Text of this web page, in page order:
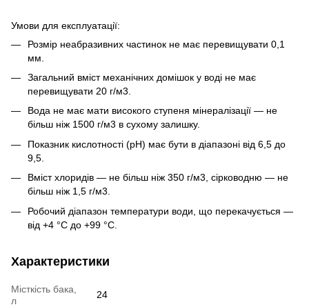
Умови для експлуатації:
Розмір неабразивних частинок не має перевищувати 0,1
мм.
Загальний вміст механічних домішок у воді не має
перевищувати 20 г/м3.
Вода не має мати високого ступеня мінералізації — не
більш ніж 1500 г/м3 в сухому залишку.
Показник кислотності (pH) має бути в діапазоні від 6,5 до
9,5.
Вміст хлоридів — не більш ніж 350 г/м3, сірководню — не
більш ніж 1,5 г/м3.
Робочий діапазон температури води, що перекачується —
від +4 °C до +99 °C.
Характеристики
Місткість бака,
л
24